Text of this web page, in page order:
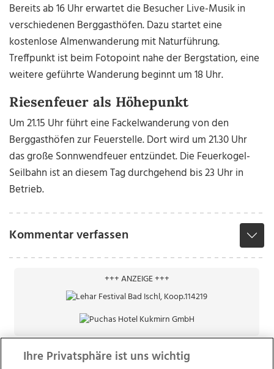
Bereits ab 16 Uhr erwartet die Besucher Live-Musik in
verschiedenen Berggasthöfen. Dazu startet eine
kostenlose Almenwanderung mit Naturführung.
Treffpunkt ist beim Fotopoint nahe der Bergstation, eine
weitere geführte Wanderung beginnt um 18 Uhr.
Riesenfeuer als Höhepunkt
Um 21.15 Uhr führt eine Fackelwanderung von den
Berggasthöfen zur Feuerstelle. Dort wird um 21.30 Uhr
das große Sonnwendfeuer entzündet. Die Feuerkogel-
Seilbahn ist an diesem Tag durchgehend bis 23 Uhr in
Betrieb.
Kommentar verfassen
+++ ANZEIGE +++
Ihre Privatsphäre ist uns wichtig